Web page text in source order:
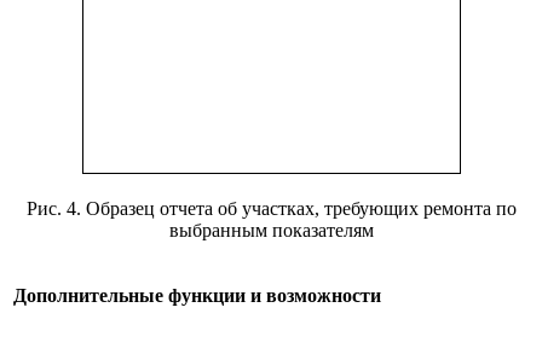
Рис. 4. Образец отчета об участках, требующих ремонта по
выбранным показателям
Дополнительные функции и возможности